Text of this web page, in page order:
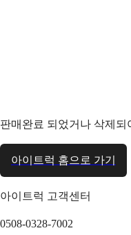
판매완료 되었거나 삭제
아이트럭 홈으로 가기
아이트럭 고객센터
0508-0328-7002